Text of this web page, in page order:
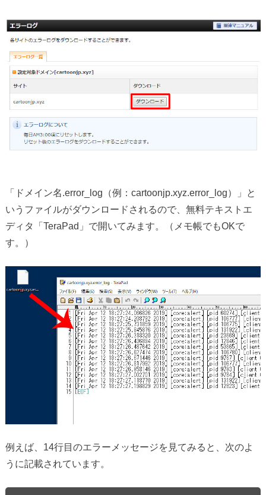
「ドメイン名.error_log（例：cartoonjp.xyz.error_log）」と
いうファイルがダウンロードされるので、無料テキストエ
ディタ「TeraPad」で開いてみます。（メモ帳でもOKで
す。）
例えば、14行目のエラーメッセージを見てみると、次のよ
うに記載されています。